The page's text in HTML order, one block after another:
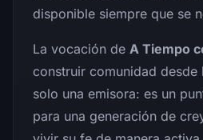
disponible siempre que se
La vocación de A Tiempo
construir comunidad desde
solo una emisora: es un
para una generación de